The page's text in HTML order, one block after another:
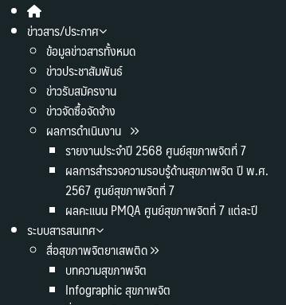
ข่าวสาร/ประกาศ
ข้อมูลข่าวสารทั้งหมด
ข่าวประชาสัมพันธ์
ข่าวรับสมัครงาน
ข่าวจัดซื้อจัดจ้าง
ผลการดำเนินงาน
รายงานประจำปี 2568 ศูนย์สุขภาพจิตที่ 7
ผลการสำรวจความรอบรู้ด้านสุขภาพจิต ปี พ.ศ.
2567 ศูนย์สุขภาพจิตที่ 7
ผลคะแนน PMQA ศูนย์สุขภาพจิตที่ 7 แต่ละปี
ระบบสารสนเทศ
สื่อสุขภาพจิตยาเสพติด
บทความสุขภาพจิต
Infographic สุขภาพจิต